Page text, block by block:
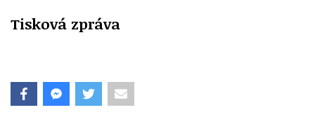
Tisková zpráva